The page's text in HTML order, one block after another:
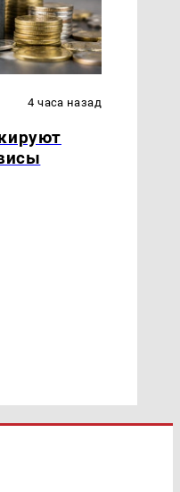
4 часа назад